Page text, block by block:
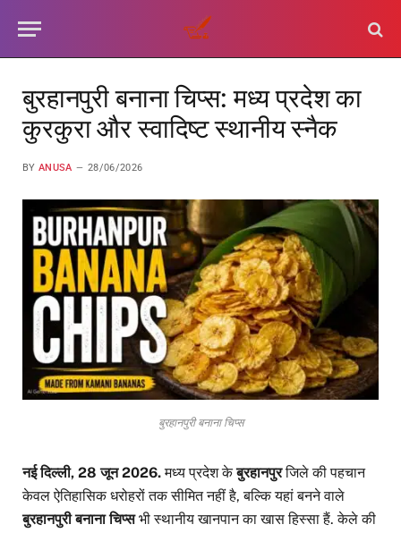
बुरहानपुरी बनाना चिप्स: मध्य प्रदेश का
कुरकुरा और स्वादिष्ट स्थानीय स्नैक
BY ANUSA 28/06/2026
बुरहानपुरी बनाना चिप्स
नई दिल्ली, 28 जून 2026.मध्य प्रदेश केबुरहानपुरजिले की पहचान
केवल ऐतिहासिक धरोहरों तक सीमित नहीं है, बल्कि यहां बनने वाले
बुरहानपुरी बनाना चिप्सभी स्थानीय खानपान का खास हिस्सा हैं. केले की